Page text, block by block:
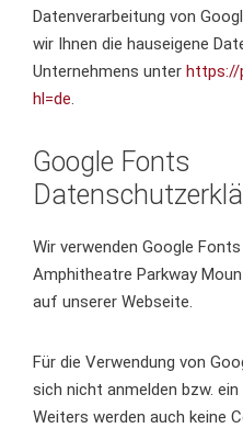
Datenverarbeitung von
wir Ihnen die hauseigene
Unternehmens unter https://
hl=de
Google Fonts
Wir verwenden Google
Amphitheatre Parkway
auf unserer Webseite.
Für die Verwendung von
sich nicht anmelden bzw.
Weiters werden auch keine